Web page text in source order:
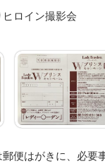
ヒロイン撮影会
便はがきに、必要